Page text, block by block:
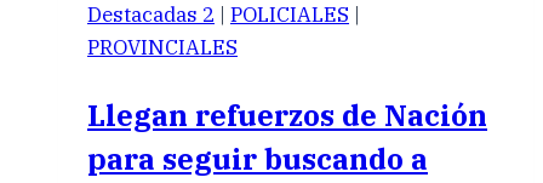
Destacadas 2 | POLICIALES |
PROVINCIALES
Llegan refuerzos de Nación
para seguir buscando a